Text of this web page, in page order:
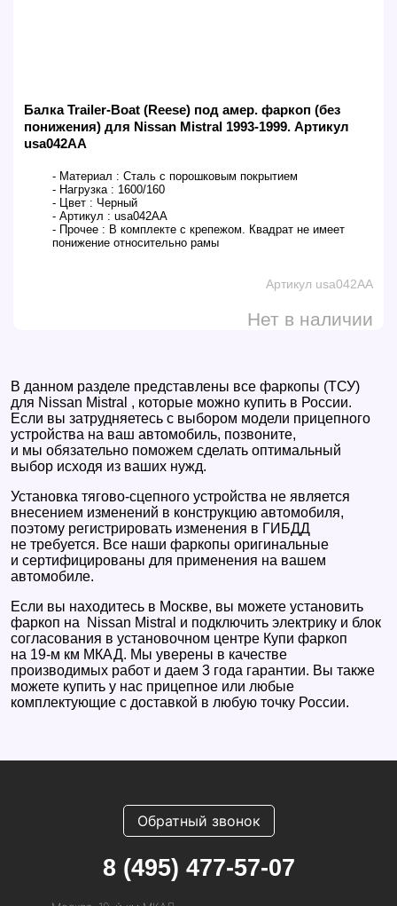
Балка Trailer-Boat (Reese) под амер. фаркоп (без
понижения) для Nissan Mistral 1993-1999. Артикул
usa042AA
- Материал : Сталь с порошковым покрытием
- Нагрузка : 1600/160
- Цвет : Черный
- Артикул : usa042AA
- Прочее : В комплекте с крепежом. Квадрат не имеет
понижение относительно рамы
Артикул usa042AA
Нет в наличии
В данном разделе представлены все фаркопы (ТСУ)
для Nissan Mistral , которые можно купить в России.
Если вы затрудняетесь с выбором модели прицепного
устройства на ваш автомобиль, позвоните,
и мы обязательно поможем сделать оптимальный
выбор исходя из ваших нужд.
Установка тягово-сцепного устройства не является
внесением изменений в конструкцию автомобиля,
поэтому регистрировать изменения в ГИБДД
не требуется. Все наши фаркопы оригинальные
и сертифицированы для применения на вашем
автомобиле.
Если вы находитесь в Москве, вы можете установить
фаркоп на Nissan Mistral и подключить электрику и блок
согласования в установочном центре Купи фаркоп
на 19-м км МКАД. Мы уверены в качестве
производимых работ и даем 3 года гарантии. Вы также
можете купить у нас прицепное или любые
комплектующие с доставкой в любую точку России.
Обратный звонок
8 (495) 477-57-07